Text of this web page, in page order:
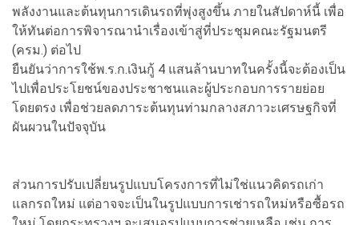
พลังงานและต้นทุนการเดินรถที่พุ่งสูงขึ้น ภายในสัปดาห์นี้ เพื่อ
ให้ทันต่อการพิจารณานำเรื่องเข้าสู่ที่ประชุมคณะรัฐมนตรี
(ครม.) ต่อไป
ยืนยันว่าการใช้พ.ร.ก.เงินกู้ 4 แสนล้านบาทในครั้งนี้จะต้องเป็น
ไปเพื่อประโยชน์ของประชาชนและผู้ประกอบการรายย่อย
โดยตรง เพื่อช่วยลดภาระต้นทุนท่ามกลางสภาวะเศรษฐกิจที่
ผันผวนในปัจจุบัน
ส่วนการปรับเปลี่ยนรูปแบบโครงการที่ไม่ใช่แนวคิดรถเก่า
แลกรถใหม่ แต่อาจจะเป็นในรูปแบบการเช่ารถใหม่หรือซื้อรถ